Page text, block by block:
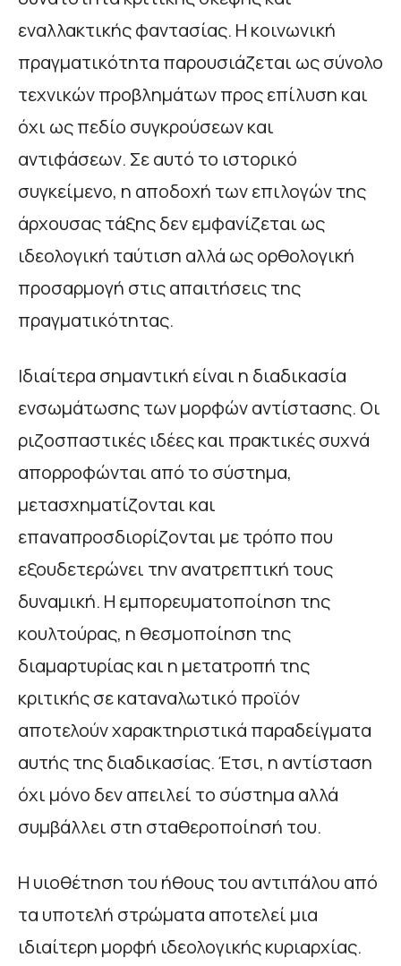
εναλλακτικής φαντασίας. Η κοινωνική
πραγματικότητα παρουσιάζεται ως σύνολο
τεχνικών προβλημάτων προς επίλυση και
όχι ως πεδίο συγκρούσεων και
αντιφάσεων. Σε αυτό το ιστορικό
συγκείμενο, η αποδοχή των επιλογών της
άρχουσας τάξης δεν εμφανίζεται ως
ιδεολογική ταύτιση αλλά ως ορθολογική
προσαρμογή στις απαιτήσεις της
πραγματικότητας.
Ιδιαίτερα σημαντική είναι η διαδικασία
ενσωμάτωσης των μορφών αντίστασης. Οι
ριζοσπαστικές ιδέες και πρακτικές συχνά
απορροφώνται από το σύστημα,
μετασχηματίζονται και
επαναπροσδιορίζονται με τρόπο που
εξουδετερώνει την ανατρεπτική τους
δυναμική. Η εμπορευματοποίηση της
κουλτούρας, η θεσμοποίηση της
διαμαρτυρίας και η μετατροπή της
κριτικής σε καταναλωτικό προϊόν
αποτελούν χαρακτηριστικά παραδείγματα
αυτής της διαδικασίας. Έτσι, η αντίσταση
όχι μόνο δεν απειλεί το σύστημα αλλά
συμβάλλει στη σταθεροποίησή του.
Η υιοθέτηση του ήθους του αντιπάλου από
τα υποτελή στρώματα αποτελεί μια
ιδιαίτερη μορφή ιδεολογικής κυριαρχίας.